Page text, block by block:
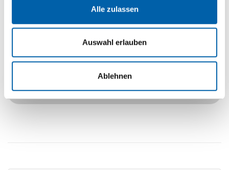
Alle zulassen
Auswahl erlauben
Ablehnen
Rahmenverbreiterungen Spandeck-Grundierfolie
Rahmenverbreiterung
Zur Produktseite